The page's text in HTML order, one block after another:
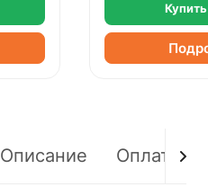
Описание Оплата